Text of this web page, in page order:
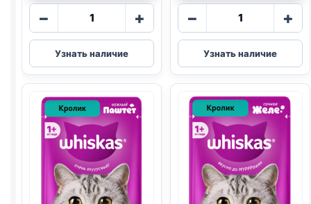
−
Количество
Whiskas
(КУРИЦА,
ИНДЕЙКА)
75г
+
Узнать наличие
−
Количество
Whiskas
(ИНДЕЙКА,
ПЕЧЕНЬ,
желе
75г
+
Узнать наличие